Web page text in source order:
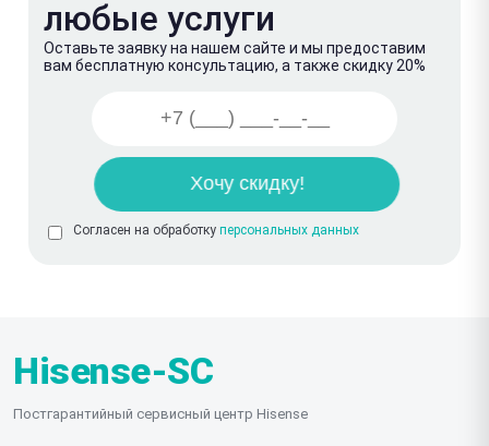
любые услуги
Оставьте заявку на нашем сайте и мы предоставим
вам бесплатную консультацию, а также скидку 20%
Согласен на обработку персональных данных
Hisense-SC
Постгарантийный сервисный центр Hisense